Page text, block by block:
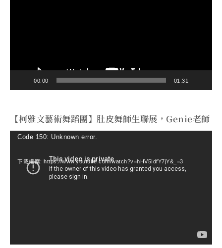
00:00 01:31
【柯雅文藝術舞蹈團】肚皮舞師生聯展，Genie老師
視Code 150: Unknown error.
下載檔案: https://www.youtube.com/watch?v=hHV5IdfY7jY&_=3